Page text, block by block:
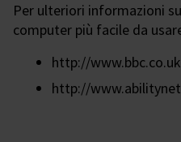
Per ulteriori informazioni
computer più facile da
http://
http://